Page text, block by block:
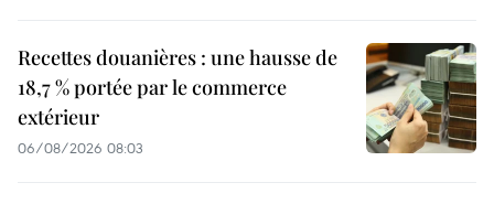
Recettes douanières : une hausse de
18,7 % portée par le commerce
extérieur
06/08/2026 08:03